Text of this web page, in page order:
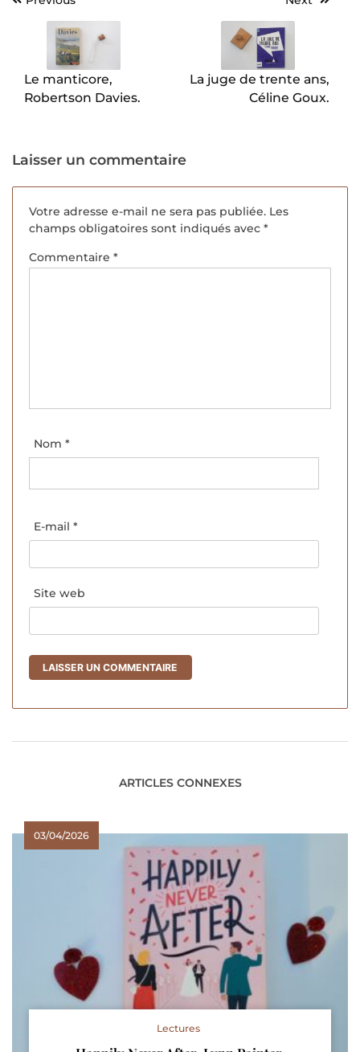
l’article
Le manticore,
Robertson Davies.
La juge de trente ans,
Céline Goux.
Laisser un commentaire
Votre adresse e-mail ne sera pas publiée. Les
champs obligatoires sont indiqués avec *
Commentaire *
Nom *
E-mail *
Site web
ARTICLES CONNEXES
03/04/2026
Lectures